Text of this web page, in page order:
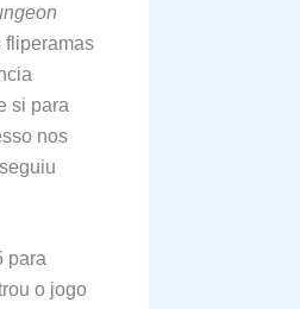
fliperamas
si para
nos
para
o jogo